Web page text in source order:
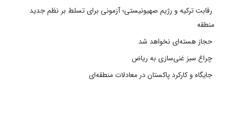
رقابت ترکیه و رژیم صهیونیستی؛ آزمونی برای تسلط بر نظم جدید
منطقه
حجاز هسته‌ای نخواهد شد
چراغ سبز غنی‌سازی به ریاض
جایگاه و کارکرد پاکستان در معادلات منطقه‌ای